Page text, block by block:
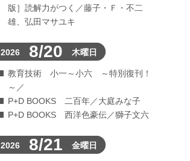
版］読解力がつく／藤子・Ｆ・不二
雄、弘田マサユキ
2026 8/20 木曜日
教育技術 小一～小六 ～特別復刊！
～／
P+D BOOKS 二百年／大庭みな子
P+D BOOKS 西洋色豪伝／獅子文六
2026 8/21 金曜日